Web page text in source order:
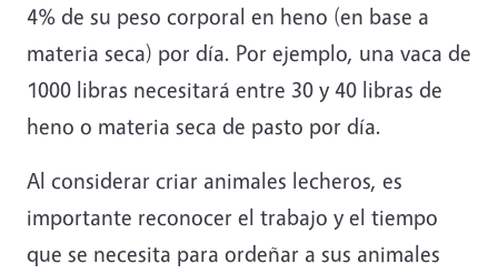
4% de su peso corporal en heno (en base a
materia seca) por día. Por ejemplo, una vaca de
1000 libras necesitará entre 30 y 40 libras de
heno o materia seca de pasto por día.
Al considerar criar animales lecheros, es
importante reconocer el trabajo y el tiempo
que se necesita para ordeñar a sus animales